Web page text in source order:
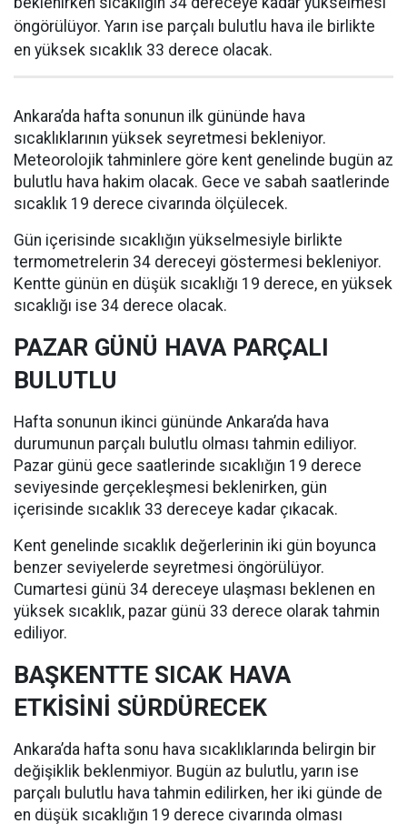
öngörülüyor. Yarın ise parçalı bulutlu hava ile birlikte
en yüksek sıcaklık 33 derece olacak.
Ankara’da hafta sonunun ilk gününde hava
sıcaklıklarının yüksek seyretmesi bekleniyor.
Meteorolojik tahminlere göre kent genelinde bugün az
bulutlu hava hakim olacak. Gece ve sabah saatlerinde
sıcaklık 19 derece civarında ölçülecek.
Gün içerisinde sıcaklığın yükselmesiyle birlikte
termometrelerin 34 dereceyi göstermesi bekleniyor.
Kentte günün en düşük sıcaklığı 19 derece, en yüksek
sıcaklığı ise 34 derece olacak.
PAZAR GÜNÜ HAVA PARÇALI
BULUTLU
Hafta sonunun ikinci gününde Ankara’da hava
durumunun parçalı bulutlu olması tahmin ediliyor.
Pazar günü gece saatlerinde sıcaklığın 19 derece
seviyesinde gerçekleşmesi beklenirken, gün
içerisinde sıcaklık 33 dereceye kadar çıkacak.
Kent genelinde sıcaklık değerlerinin iki gün boyunca
benzer seviyelerde seyretmesi öngörülüyor.
Cumartesi günü 34 dereceye ulaşması beklenen en
yüksek sıcaklık, pazar günü 33 derece olarak tahmin
ediliyor.
BAŞKENTTE SICAK HAVA
ETKİSİNİ SÜRDÜRECEK
Ankara’da hafta sonu hava sıcaklıklarında belirgin bir
değişiklik beklenmiyor. Bugün az bulutlu, yarın ise
parçalı bulutlu hava tahmin edilirken, her iki günde de
en düşük sıcaklığın 19 derece civarında olması